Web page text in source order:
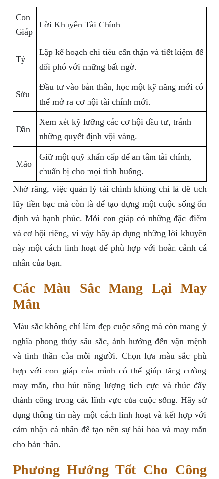
Con
Giáp
Lời Khuyên Tài Chính
Tý
Lập kế hoạch chi tiêu cẩn thận và tiết kiệm để
đối phó với những bất ngờ.
Sửu
Đầu tư vào bản thân, học một kỹ năng mới có
thể mở ra cơ hội tài chính mới.
Dần
Xem xét kỹ lưỡng các cơ hội đầu tư, tránh
những quyết định vội vàng.
Mão
Giữ một quỹ khẩn cấp để an tâm tài chính,
chuẩn bị cho mọi tình huống.
Nhớ rằng, việc quản lý tài chính không chỉ là để tích
lũy tiền bạc mà còn là để tạo dựng một cuộc sống ổn
định và hạnh phúc. Mỗi con giáp có những đặc điểm
và cơ hội riêng, vì vậy hãy áp dụng những lời khuyên
này một cách linh hoạt để phù hợp với hoàn cảnh cá
nhân của bạn.
Các Màu Sắc Mang Lại May
Mắn
Màu sắc không chỉ làm đẹp cuộc sống mà còn mang ý
nghĩa phong thủy sâu sắc, ảnh hưởng đến vận mệnh
và tinh thần của mỗi người. Chọn lựa màu sắc phù
hợp với con giáp của mình có thể giúp tăng cường
may mắn, thu hút năng lượng tích cực và thúc đẩy
thành công trong các lĩnh vực của cuộc sống. Hãy sử
dụng thông tin này một cách linh hoạt và kết hợp với
cảm nhận cá nhân để tạo nên sự hài hòa và may mắn
cho bản thân.
Phương Hướng Tốt Cho Công